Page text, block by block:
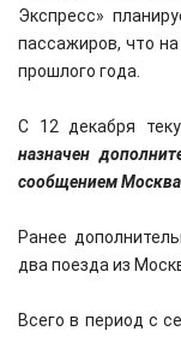
Экспресс»
пассажиров, что
прошлого года.
C 12 декабря
назначен
сообщением
Ранее
два поезда из
Всего в период с